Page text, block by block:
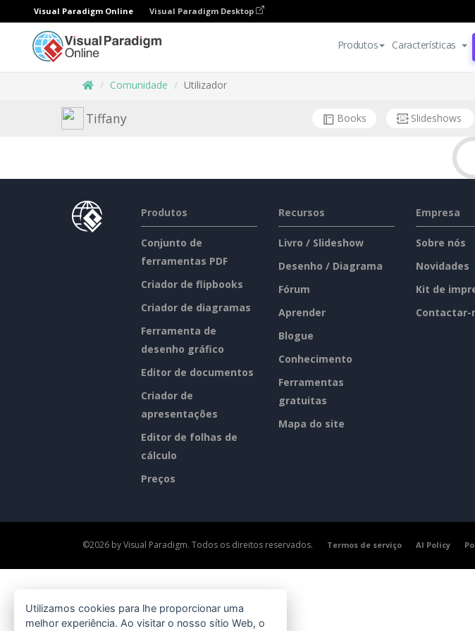
Visual Paradigm Online Visual Paradigm Desktop
Produtos Características
Comunidade Utilizador
Tiffany Books Slideshows
Produtos
Conjunto de
ferramentas PDF
Criador de flipbooks
Criador de diagramas
Ferramenta de
desenho gráfico
Editor de documentos
Criador de
apresentações
Editor de folhas de
cálculo
Preços
Recursos
Livro / Slideshow
Desenho / Diagrama
Fórum
Aprender
Blogue
Conhecimento
Ferramentas
gratuitas
Mapa do site
Empresa
Sobre nós
Novidades
Kit de
Contactar-
©2026 by Visual Paradigm. Todos os direitos reservados. Termos de serviço AI Policy
Utilizamos cookies para lhe proporcionar uma
melhor experiência. Ao visitar o nosso sítio Web, o